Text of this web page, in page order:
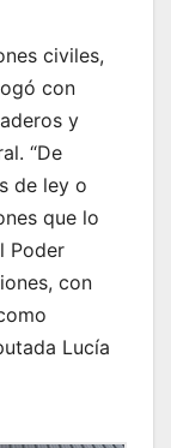
civiles,
con
y
“De
de ley o
que lo
Poder
con
Lucía